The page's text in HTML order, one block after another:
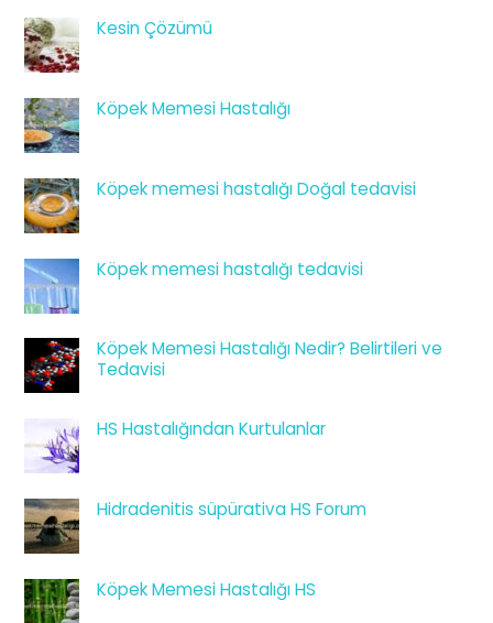
Kesin Çözümü
Köpek Memesi Hastalığı
Köpek memesi hastalığı Doğal tedavisi
Köpek memesi hastalığı tedavisi
Köpek Memesi Hastalığı Nedir? Belirtileri ve
Tedavisi
HS Hastalığından Kurtulanlar
Hidradenitis süpürativa HS Forum
Köpek Memesi Hastalığı HS